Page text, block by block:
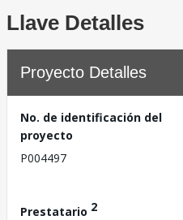
Llave Detalles
Proyecto Detalles
No. de identificación del
proyecto
P004497
Prestatario 2